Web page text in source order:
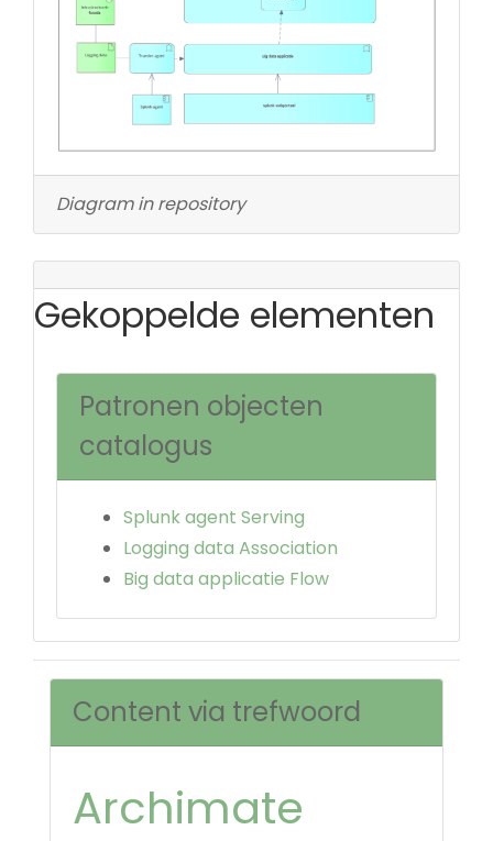
Diagram in repository
Gekoppelde elementen
Patronen objecten
catalogus
Splunk agent Serving
Logging data Association
Big data applicatie Flow
Content via trefwoord
Archimate